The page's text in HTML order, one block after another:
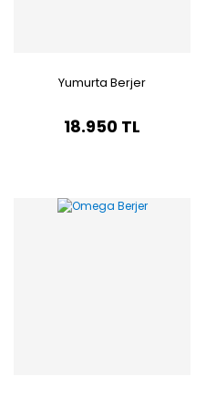
Yumurta Berjer
18.950 TL